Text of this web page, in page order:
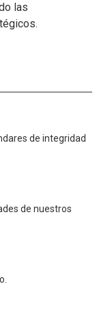
las
de integridad
de nuestros